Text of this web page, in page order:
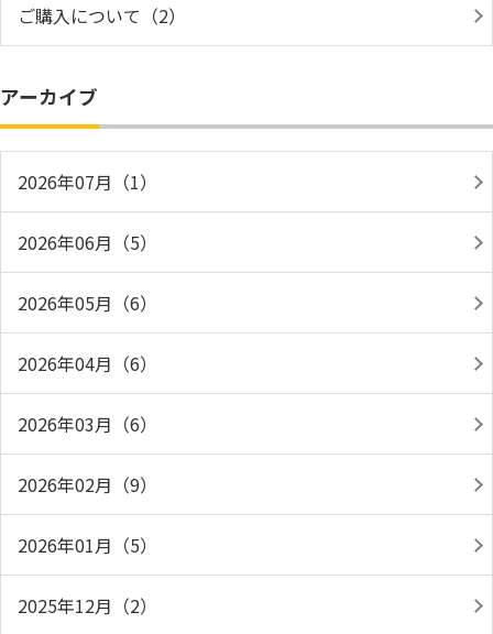
ご購入について（2）
アーカイブ
2026年07月（1）
2026年06月（5）
2026年05月（6）
2026年04月（6）
2026年03月（6）
2026年02月（9）
2026年01月（5）
2025年12月（2）